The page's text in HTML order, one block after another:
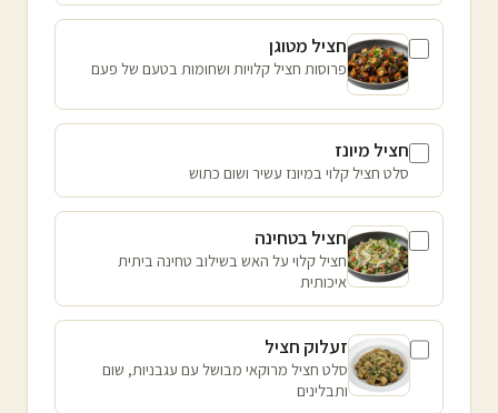
חציל מטוגן
פרוסות חציל קלויות ושחומות בטעם של פעם
חציל מיונז
סלט חציל קלוי במיונז עשיר ושום כתוש
חציל בטחינה
חציל קלוי על האש בשילוב טחינה ביתית
איכותית
זעלוק חציל
סלט חציל מרוקאי מבושל עם עגבניות, שום
ותבלינים